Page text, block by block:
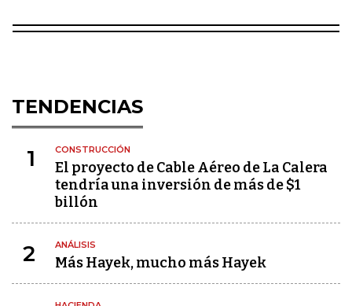
TENDENCIAS
1 CONSTRUCCIÓN
El proyecto de Cable Aéreo de La Calera
tendría una inversión de más de $1
billón
2 ANÁLISIS
Más Hayek, mucho más Hayek